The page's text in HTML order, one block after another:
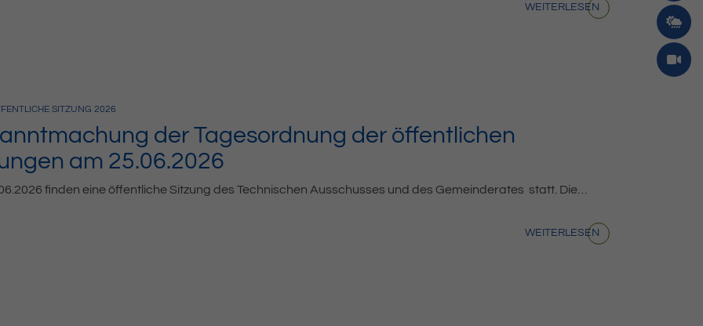
WEITERLESEN
der Tagesordnung der öffentlichen
am 25.06.2026
SITZUNG 2026
finden eine öffentliche Sitzung des Technischen Ausschusses und des Gemeinderates statt. Die…
WEITERLESEN